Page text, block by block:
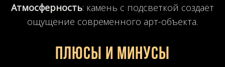
Атмосферность: камень с подсветкой создаёт
ощущение современного арт-объекта.
Плюсы и минусы